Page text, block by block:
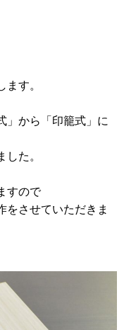
す。
」から「印籠式」に
た。
すので
をさせていただきま